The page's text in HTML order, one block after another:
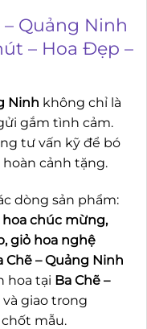
Quảng Ninh
– Hoa Đẹp –
Ninh không chỉ là
gắm tình cảm.
tư vấn kỹ để bó
cảnh tặng.
dòng sản phẩm:
chúc mừng,
giỏ hoa nghệ
Chẽ – Quảng Ninh
hoa tại Ba Chẽ –
giao trong
mẫu.